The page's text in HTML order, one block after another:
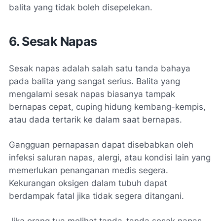
balita yang tidak boleh disepelekan.
6. Sesak Napas
Sesak napas adalah salah satu tanda bahaya
pada balita yang sangat serius. Balita yang
mengalami sesak napas biasanya tampak
bernapas cepat, cuping hidung kembang-kempis,
atau dada tertarik ke dalam saat bernapas.
Gangguan pernapasan dapat disebabkan oleh
infeksi saluran napas, alergi, atau kondisi lain yang
memerlukan penanganan medis segera.
Kekurangan oksigen dalam tubuh dapat
berdampak fatal jika tidak segera ditangani.